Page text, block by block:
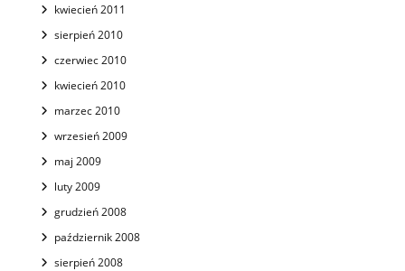
kwiecień 2011
sierpień 2010
czerwiec 2010
kwiecień 2010
marzec 2010
wrzesień 2009
maj 2009
luty 2009
grudzień 2008
październik 2008
sierpień 2008